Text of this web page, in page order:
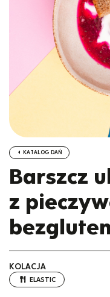
KATALOG DAŃ
Barszcz
z
KOLACJA
ELASTIC